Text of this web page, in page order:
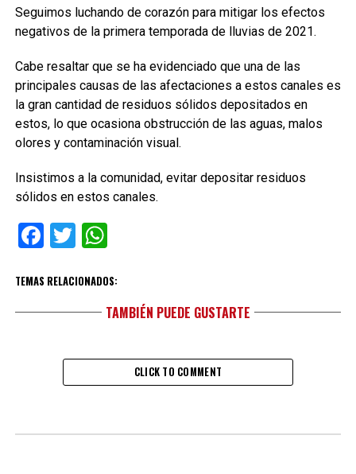
Seguimos luchando de corazón para mitigar los efectos
negativos de la primera temporada de lluvias de 2021.
Cabe resaltar que se ha evidenciado que una de las
principales causas de las afectaciones a estos canales es
la gran cantidad de residuos sólidos depositados en
estos, lo que ocasiona obstrucción de las aguas, malos
olores y contaminación visual.
Insistimos a la comunidad, evitar depositar residuos
sólidos en estos canales.
Facebook
TwitterWhatsApp
TEMAS RELACIONADOS:
TAMBIÉN PUEDE GUSTARTE
CLICK TO COMMENT